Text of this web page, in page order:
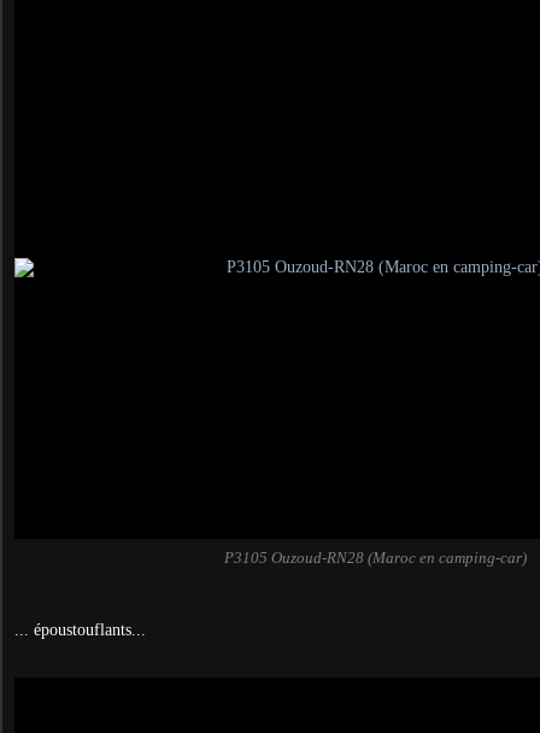
P3105 Ouzoud-RN28 (Maroc en camping-car)
... époustouflants...